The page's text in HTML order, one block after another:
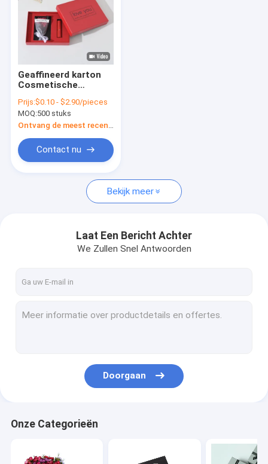
Producten
Geaffineerd karton
Cosmetische
Bloem Make-up Wijn
Verzending
Opbergpapier
Prijs:$0.10 - $2.90/pieces
MOQ:500 stuks
Contact nu
Bekijk meer
Laat Een Bericht Achter
We Zullen Snel Antwoorden
Doorgaan
Onze Categorieën